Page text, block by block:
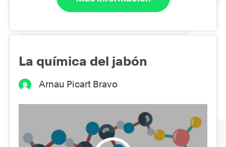
La química del jabón
Arnau Picart Bravo